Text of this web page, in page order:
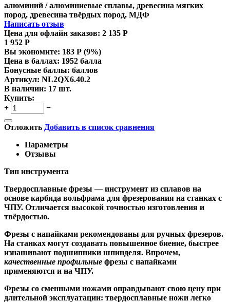
алюминий / алюминиевые сплавы, древесина мягких
пород, древесина твёрдых пород, МДФ
Написать отзыв
Цена для офлайн заказов: 2 135 Р
1 952 Р
Вы экономите: 183 Р (9%)
Цена в баллах: 1952 балла
Бонусные баллы: баллов
Артикул: NL2QX6.40.2
В наличии: 17 шт.
Купить:
+
−
Отложить Добавить в список сравнения
Параметры
Отзывы
Тип инструмента
Твердосплавные фрезы — инструмент из сплавов на
основе карбида вольфрама для фрезерования на станках с
ЧПУ. Отличается высокой точностью изготовления и
твёрдостью.
Фрезы с напайками рекомендованы для ручных фрезеров.
На станках могут создавать повышенное биение, быстрее
изнашивают подшипники шпинделя. Впрочем,
качественные профильные фрезы с напайками
применяются и на ЧПУ.
Фрезы со сменными ножами оправдывают свою цену при
длительной эксплуатации: твердосплавные ножи легко